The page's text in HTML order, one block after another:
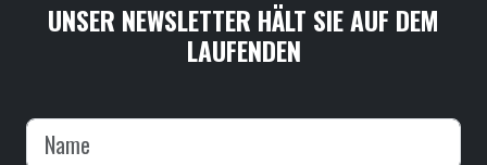
UNSER NEWSLETTER HÄLT SIE AUF DEM
LAUFENDEN